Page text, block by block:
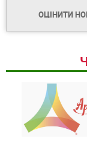
ОЦІНИТИ